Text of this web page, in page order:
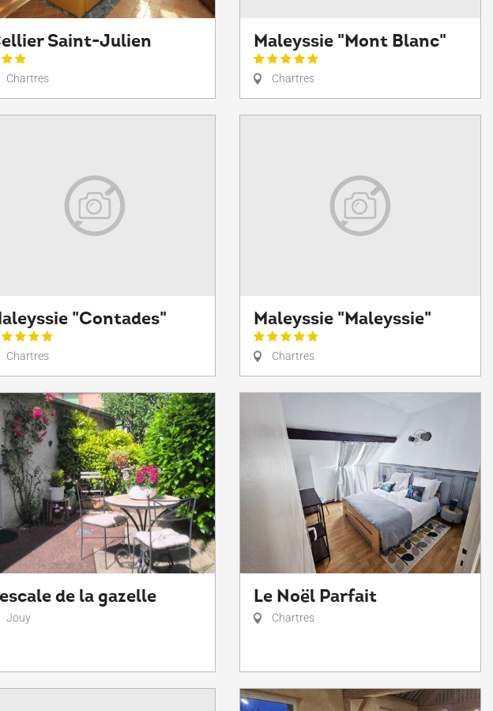
Saint-Julien
Chartres
Maleyssie "Mont Blanc"
Chartres
"Contades"
Chartres
Maleyssie "Maleyssie"
Chartres
de la gazelle
Jouy
Le Noël Parfait
Chartres